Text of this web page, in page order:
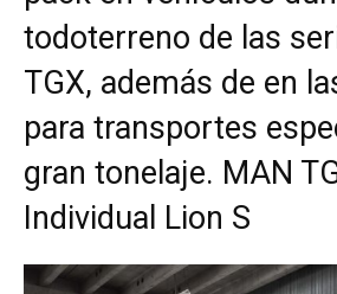
todoterreno de las
TGX, además de en
para transportes
gran tonelaje. MAN
Individual Lion S